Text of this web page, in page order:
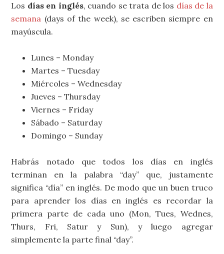
Los días en inglés, cuando se trata de los días de la
semana (days of the week), se escriben siempre en
mayúscula.
Lunes – Monday
Martes – Tuesday
Miércoles – Wednesday
Jueves – Thursday
Viernes – Friday
Sábado – Saturday
Domingo – Sunday
Habrás notado que todos los días en inglés
terminan en la palabra “day” que, justamente
significa “día” en inglés. De modo que un buen truco
para aprender los días en inglés es recordar la
primera parte de cada uno (Mon, Tues, Wednes,
Thurs, Fri, Satur y Sun), y luego agregar
simplemente la parte final “day”.